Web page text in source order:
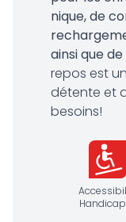
nique, de
ainsi que
repos est
détente et
besoins!